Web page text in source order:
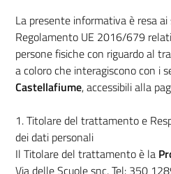
La presente informativa è resa
Regolamento UE 2016/679
persone fisiche con riguardo al
a coloro che interagiscono con i
Castellafiume, accessibili alla
1. Titolare del trattamento e
dei dati personali
Il Titolare del trattamento è la
Via delle Scuole snc, Tel: 350